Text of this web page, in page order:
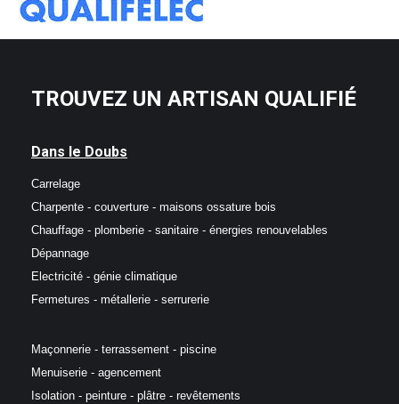
TROUVEZ UN ARTISAN QUALIFIÉ
Dans le Doubs
Carrelage
Charpente - couverture - maisons ossature bois
Chauffage - plomberie - sanitaire - énergies renouvelables
Dépannage
Electricité - génie climatique
Fermetures - métallerie - serrurerie
Maçonnerie - terrassement - piscine
Menuiserie - agencement
Isolation - peinture - plâtre - revêtements